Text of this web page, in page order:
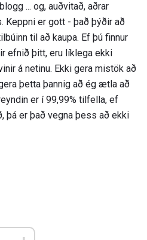
... og, auðvitað, aðrar
er gott - það þýðir að
til að kaupa. Ef þú finnur
efnið þitt, eru líklega ekki
á netinu. Ekki gera mistök að
þetta þannig að ég ætla að
er í 99,99% tilfella, ef
þá er það vegna þess að ekki